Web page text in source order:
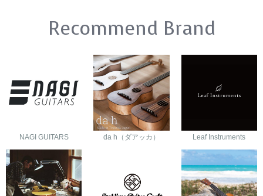
Recommend Brand
NAGI GUITARS da h（ダアッカ） Leaf Instruments